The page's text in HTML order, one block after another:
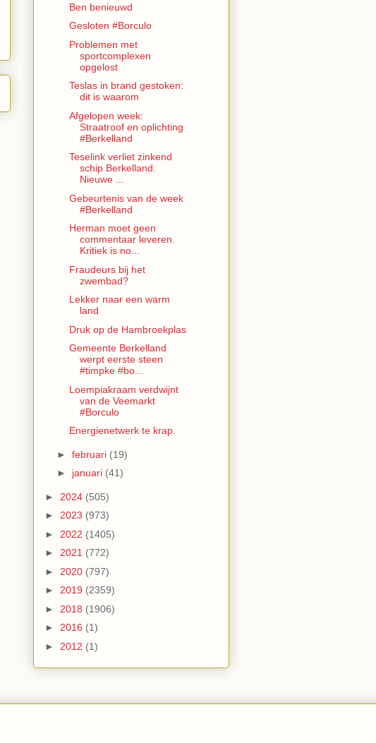
Ben benieuwd
Gesloten #Borculo
Problemen met
sportcomplexen
opgelost
Teslas in brand gestoken:
dit is waarom
Afgelopen week:
Straatroof en oplichting
#Berkelland
Teselink verliet zinkend
schip Berkelland.
Nieuwe ...
Gebeurtenis van de week
#Berkelland
Herman moet geen
commentaar leveren.
Kritiek is no...
Fraudeurs bij het
zwembad?
Lekker naar een warm
land
Druk op de Hambroekplas
Gemeente Berkelland
werpt eerste steen
#timpke #bo...
Loempiakraam verdwijnt
van de Veemarkt
#Borculo
Energienetwerk te krap.
► februari (19)
► januari (41)
► 2024 (505)
► 2023 (973)
► 2022 (1405)
► 2021 (772)
► 2020 (797)
► 2019 (2359)
► 2018 (1906)
► 2016 (1)
► 2012 (1)